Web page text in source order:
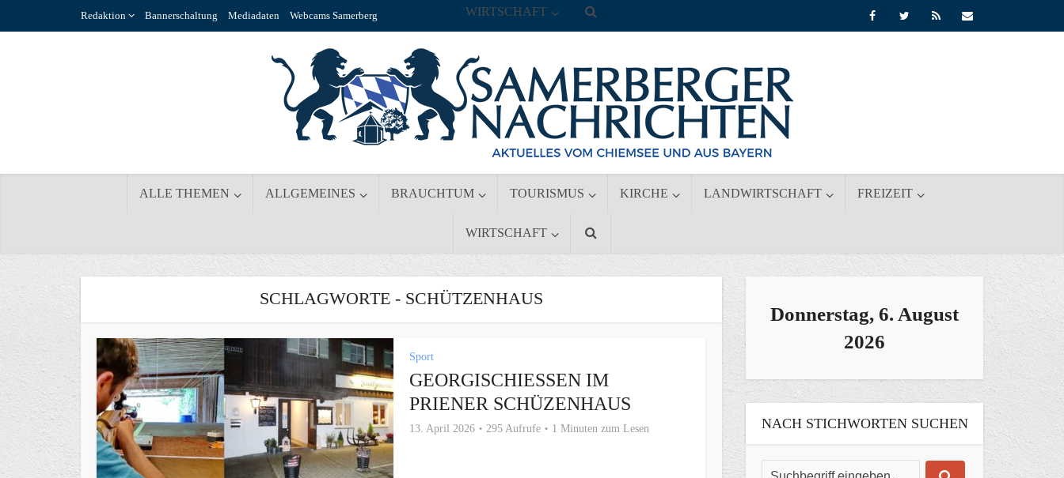
Redaktion Bannerschaltung Mediadaten Webcams Samerberg
ALLE THEMEN ALLGEMEINES BRAUCHTUM TOURISMUS KIRCHE LANDWIRTSCHAFT FREIZEIT
WIRTSCHAFT
WIRTSCHAFT
SCHLAGWORTE - SCHÜTZENHAUS
Sport
GEORGISCHIESSEN IM P
RIENER SCHÜZENHAUS
13. April 2026 295 Aufrufe 1 Minuten zum Lesen
Donnerstag, 6. August
2026
NACH STICHWORTEN SUCHEN